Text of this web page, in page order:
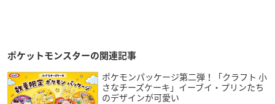
ポケットモンスターの関連記事
ポケモンパッケージ第二弾！「クラフト 小
さなチーズケーキ」イーブイ・プリンたち
のデザインが可愛い